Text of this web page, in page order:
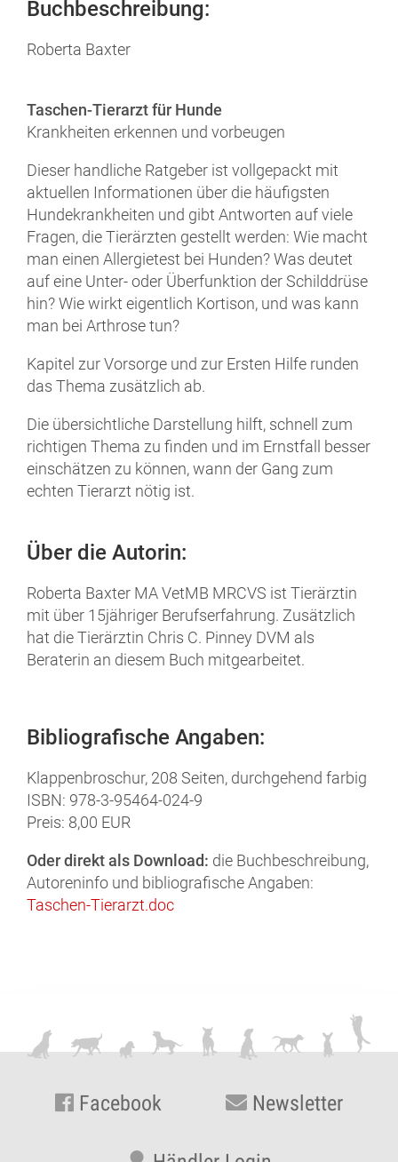
Buchbeschreibung:
Roberta Baxter
Taschen-Tierarzt für Hunde
Krankheiten erkennen und vorbeugen
Dieser handliche Ratgeber ist vollgepackt mit
aktuellen Informationen über die häufigsten
Hundekrankheiten und gibt Antworten auf viele
Fragen, die Tierärzten gestellt werden: Wie macht
man einen Allergietest bei Hunden? Was deutet
auf eine Unter- oder Überfunktion der Schilddrüse
hin? Wie wirkt eigentlich Kortison, und was kann
man bei Arthrose tun?
Kapitel zur Vorsorge und zur Ersten Hilfe runden
das Thema zusätzlich ab.
Die übersichtliche Darstellung hilft, schnell zum
richtigen Thema zu finden und im Ernstfall besser
einschätzen zu können, wann der Gang zum
echten Tierarzt nötig ist.
Über die Autorin:
Roberta Baxter MA VetMB MRCVS ist Tierärztin
mit über 15jähriger Berufserfahrung. Zusätzlich
hat die Tierärztin Chris C. Pinney DVM als
Beraterin an diesem Buch mitgearbeitet.
Bibliografische Angaben:
Klappenbroschur, 208 Seiten, durchgehend farbig
ISBN: 978-3-95464-024-9
Preis: 8,00 EUR
Oder direkt als Download: die Buchbeschreibung,
Autoreninfo und bibliografische Angaben:
Taschen-Tierarzt.doc
Facebook Newsletter